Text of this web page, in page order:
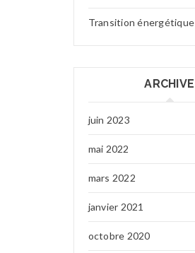
Transition énergétique
ARCHIVE
juin 2023
mai 2022
mars 2022
janvier 2021
octobre 2020